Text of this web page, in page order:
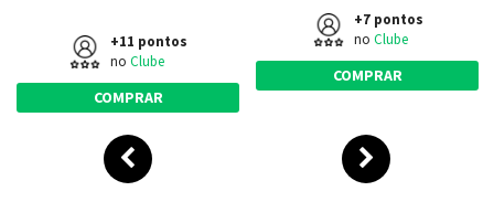
+11 pontos
no Clube
COMPRAR
+7 pontos
no Clube
COMPRAR